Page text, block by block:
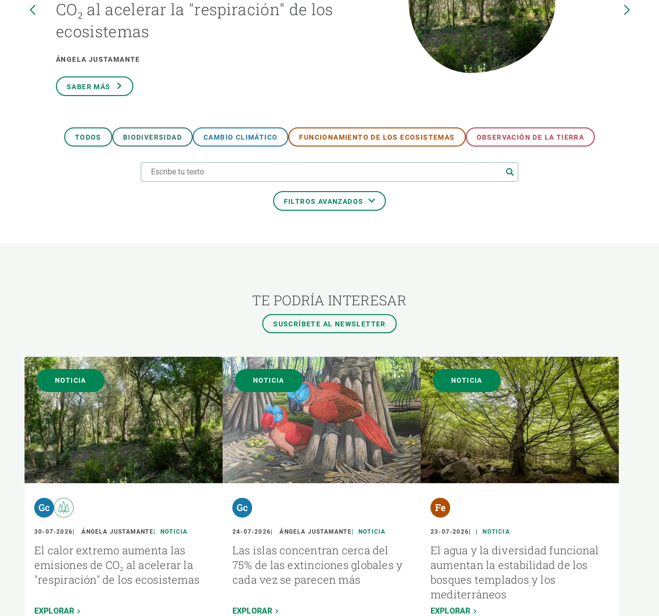
CO₂ al acelerar la "respiración" de los
ecosistemas
ÁNGELA JUSTAMANTE
SABER MÁS
TODOS BIODIVERSIDAD CAMBIO CLIMÁTICO FUNCIONAMIENTO DE LOS ECOSISTEMAS OBSERVACIÓN DE LA TIERRA
FILTROS AVANZADOS
TE PODRÍA INTERESAR
SUSCRÍBETE AL NEWSLETTER
NOTICIA
30-07-2026 ÁNGELA JUSTAMANTE NOTICIA
El calor extremo aumenta las
emisiones de CO₂ al acelerar la
"respiración" de los ecosistemas
EXPLORAR
NOTICIA
24-07-2026 ÁNGELA JUSTAMANTE NOTICIA
Las islas concentran cerca del
75% de las extinciones globales y
cada vez se parecen más
EXPLORAR
NOTICIA
23-07-2026 NOTICIA
El agua y la diversidad funcional
aumentan la estabilidad de los
bosques templados y los
mediterráneos
EXPLORAR
Marca y logotipos
Equidad, Diversidad e Inclusión (EDI)
Documentación
Observación de la Tierra
Temas transversales
Pide tu beca ERC
Programa de másteres y doctorado
Visitante o sabático
Un lugar donde crecer
Desarrollo de carrera
Eventos anteriores